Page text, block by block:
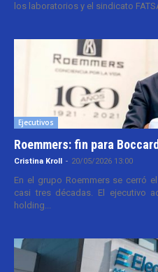
los laboratorios y el sindicato
Ejecutivos
Roemmers: fin para
Cristina Kroll - 20/05/2026 13:00
En el grupo Roemmers se cerró
casi tres décadas. El ejecutivo
holding...